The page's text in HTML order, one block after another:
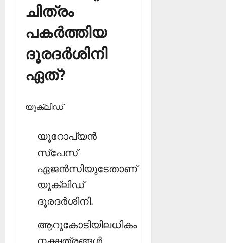
ചിത്രം
പകര്‍ത്തിയ
ദൂരദര്‍ശിനി
ഏത്?
യൂക്ലിഡ്
യൂറോപ്യന്‍
സ്‌പേസ്
ഏജന്‍സിയുടേതാണ്
യൂക്ലിഡ്
ദൂരദര്‍ശിനി.
ആറുകോടിയിലധികം